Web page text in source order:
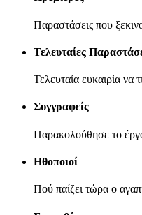
Παραστάσεις που
Τελευταίες
Τελευταία ευκαιρία να
Συγγραφείς
Παρακολούθησε το
Ηθοποιοί
Πού παίζει τώρα ο